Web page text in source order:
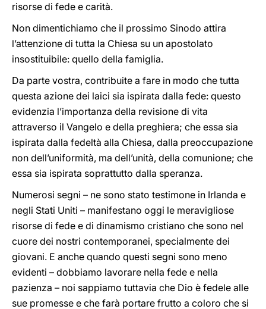
risorse di fede e carità.
Non dimentichiamo che il prossimo Sinodo attira
l’attenzione di tutta la Chiesa su un apostolato
insostituibile: quello della famiglia.
Da parte vostra, contribuite a fare in modo che tutta
questa azione dei laici sia ispirata dalla fede: questo
evidenzia l’importanza della revisione di vita
attraverso il Vangelo e della preghiera; che essa sia
ispirata dalla fedeltà alla Chiesa, dalla preoccupazione
non dell’uniformità, ma dell’unità, della comunione; che
essa sia ispirata soprattutto dalla speranza.
Numerosi segni – ne sono stato testimone in Irlanda e
negli Stati Uniti – manifestano oggi le meravigliose
risorse di fede e di dinamismo cristiano che sono nel
cuore dei nostri contemporanei, specialmente dei
giovani. E anche quando questi segni sono meno
evidenti – dobbiamo lavorare nella fede e nella
pazienza – noi sappiamo tuttavia che Dio è fedele alle
sue promesse e che farà portare frutto a coloro che si